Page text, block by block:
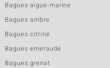
Bagues aigue-marine
Bagues ambre
Bagues citrine
Bagues emeraude
Bagues grenat